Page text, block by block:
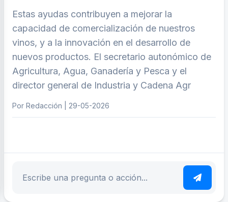
Estas ayudas contribuyen a mejorar la
capacidad de comercialización de nuestros
vinos, y a la innovación en el desarrollo de
nuevos productos. El secretario autonómico de
Agricultura, Agua, Ganadería y Pesca y el
director general de Industria y Cadena Agr
Por Redacción | 29-05-2026
Escribe tu pregunta